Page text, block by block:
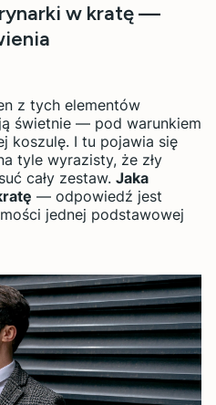
w kratę —
z tych elementów
świetnie — pod warunkiem
koszulę. I tu pojawia się
tyle wyrazisty, że zły
cały zestaw. Jaka
— odpowiedź jest
jednej podstawowej